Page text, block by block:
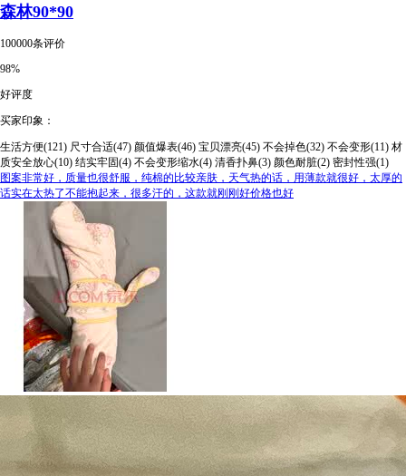
森林90*90
100000条评价
98%
好评度
买家印象：
生活方便(121) 尺寸合适(47) 颜值爆表(46) 宝贝漂亮(45) 不会掉色(32) 不会变形(11) 材
质安全放心(10) 结实牢固(4) 不会变形缩水(4) 清香扑鼻(3) 颜色耐脏(2) 密封性强(1)
图案非常好，质量也很舒服，纯棉的比较亲肤，天气热的话，用薄款就很好，太厚的
话实在太热了不能抱起来，很多汗的，这款就刚刚好价格也好